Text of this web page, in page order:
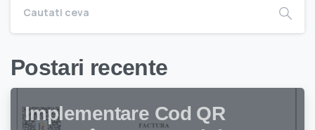
Postari recente
Implementare Cod QR